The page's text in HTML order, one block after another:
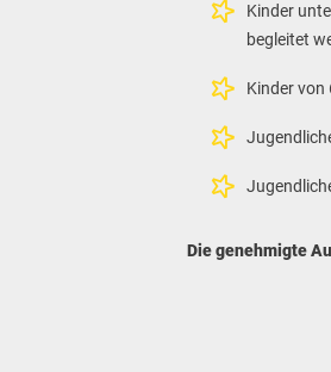
Kinder
begleitet
Kinder von
Die genehmigte